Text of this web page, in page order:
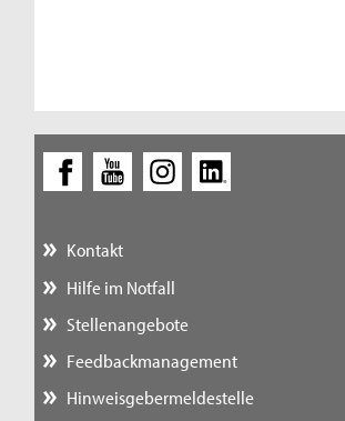
Kontakt
Hilfe im Notfall
Stellenangebote
Feedbackmanagement
Hinweisgebermeldestelle